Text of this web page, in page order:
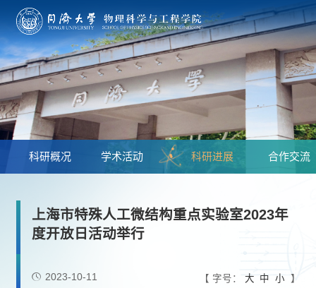
科研概况 学术活动 科研进展 合作交流
上海市特殊人工微结构重点实验室2023年
度开放日活动举行
2023-10-11 【 字号： 大 中 小 】